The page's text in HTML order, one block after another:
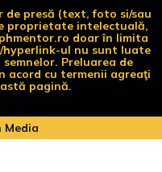
de presă (text, foto si/sau
proprietate intelectuală,
doar în limita
hyperlink-ul nu sunt luate
Preluarea de
acord cu termenii agreaţi
pagină.
Media